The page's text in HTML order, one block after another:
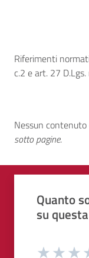
Riferimenti
c.2 e art. 27
Elenco
Nessun
sotto pagine.
Quanto
su
Valuta da 1 a 5
Grazie, il
Quali sono
1/2
Le
Vuoi
2/2
Dettaglio
Avanti